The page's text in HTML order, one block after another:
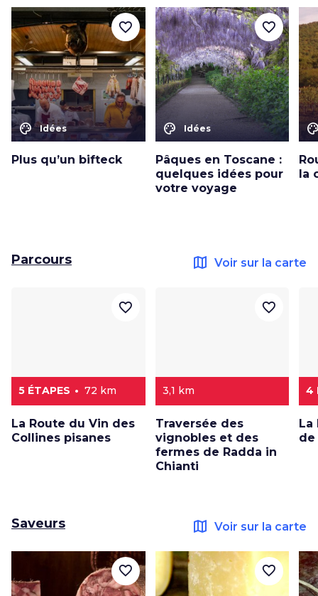
color_lens Idées
Plus qu’un bifteck
favorite_border
color_lens Idées
Pâques en Toscane :
quelques idées pour
votre voyage
favorite_border
la
Parcours map Voir sur la carte
5 ÉTAPES 72 km
La Route du Vin des
Collines pisanes
favorite_border
3,1 km
Traversée des
vignobles et des
fermes de Radda in
Chianti
favorite_border
4
La
de
Saveurs map Voir sur la carte
favorite_border favorite_border